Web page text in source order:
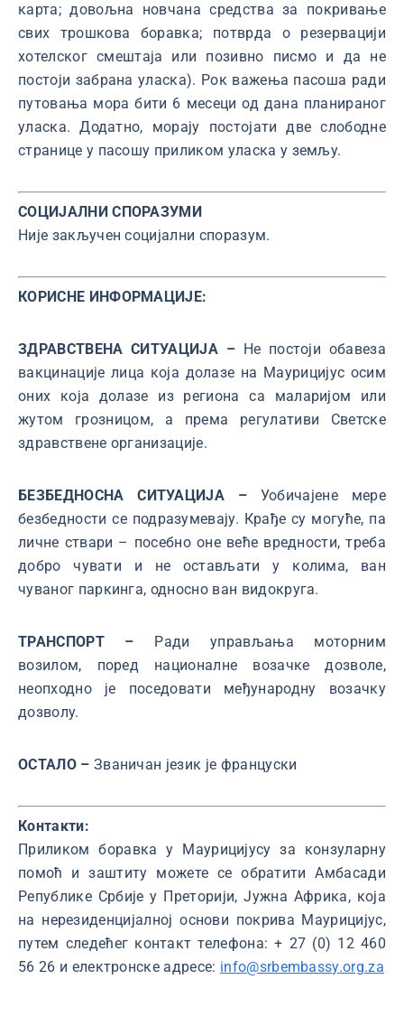
карта; довољна новчана средства за покривање
свих трошкова боравка; потврда о резервацији
хотелског смештаја или позивно писмо и да не
постоји забрана уласка). Рок важења пасоша ради
путовања мора бити 6 месеци од дана планираног
уласка. Додатно, морају постојати две слободне
странице у пасошу приликом уласка у земљу.
СОЦИЈАЛНИ СПОРАЗУМИ
Није закључен социјални споразум.
КОРИСНЕ ИНФОРМАЦИЈЕ:
ЗДРАВСТВЕНА СИТУАЦИЈА –Не постоји обавеза
вакцинације лица која долазе на Маурицијус осим
оних која долазе из региона са маларијом или
жутом грозницом, а према регулативи Светске
здравствене организације.
БЕЗБЕДНОСНА СИТУАЦИЈА – Уобичајене мере
безбедности се подразумевају. Крађе су могуће, па
личне ствари – посебно оне веће вредности, треба
добро чувати и не остављати у колима, ван
чуваног паркинга, односно ван видокруга.
ТРАНСПОРТ – Ради управљања моторним
возилом, поред националне возачке дозволе,
неопходно је поседовати међународну возачку
дозволу.
ОСТАЛО – Званичан језик је француски
Контакти:
Приликом боравка у Маурицијусу за конзуларну
помоћ и заштиту можете се обратити Амбасади
Републике Србије у Преторији, Јужна Африка, која
на нерезиденцијалној основи покрива Маурицијус,
путем следећег контакт телефона: + 27 (0) 12 460
56 26 и електронске адресе: info@srbembassy.org.za